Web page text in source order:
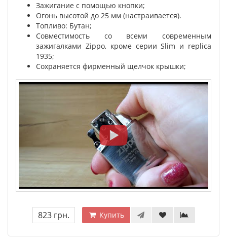
Зажигание с помощью кнопки;
Огонь высотой до 25 мм (настраивается).
Топливо: Бутан;
Совместимость со всеми современным
зажигалками Zippo, кроме серии Slim и replica
1935;
Сохраняется фирменный щелчок крышки;
823 грн. Купить